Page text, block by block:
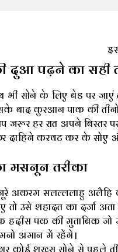
दुआ पढ़ने का सही
भी सोने के लिए बेड पर जाएं
बाद कुरआन पाक की
जरूर हर रात अपने बिस्तर
दाहिने करवट कर के सोए
मसनून तरीका
अकरम सलल्ललाहु अलैहि
तो उसे शहादत का दर्जा अता
हदीस पक की मुताबिक
अमान में रहेंगे।